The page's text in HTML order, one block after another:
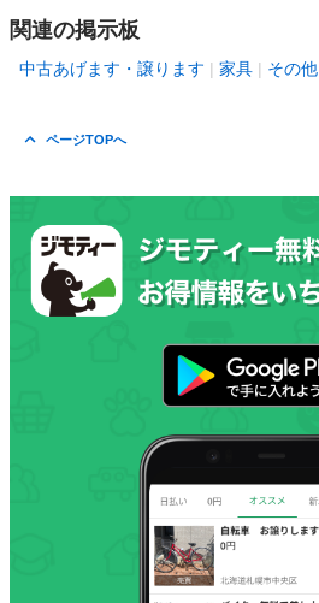
関連の掲示板
中古あげます・譲ります 家具 その他
ページTOPへ